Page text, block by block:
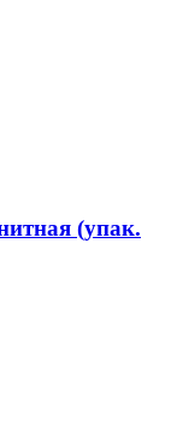
(упак.